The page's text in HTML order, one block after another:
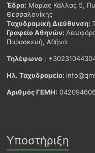
Έδρα: Μαρίας Κάλλας 5,
Θεσσαλονίκης
Ταχυδρομική Διεύθυνση:
Γραφείο Αθηνών:
Παρασκευή, Αθήνα
Τηλέφωνο :
Ηλ. Ταχυδρομείο:
Αριθμός ΓΕΜΗ:
Υποστήριξη